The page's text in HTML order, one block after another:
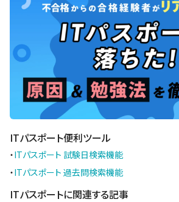
ITパスポート便利ツール
・ITパスポート 試験日検索機能
・ITパスポート 過去問検索機能
ITパスポートに関連する記事